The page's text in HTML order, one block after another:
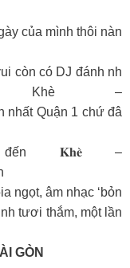
của mình thôi nàn
còn có DJ đánh nh
Khè –
nhất Quận 1 chứ đâ
𝐊𝐡𝐞̀ –
ngọt, âm nhạc ‘bỏn
tươi thắm, một lần
GÒN